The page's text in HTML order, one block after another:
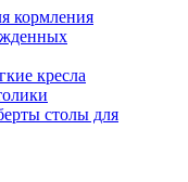
кормления
кресла
столы для